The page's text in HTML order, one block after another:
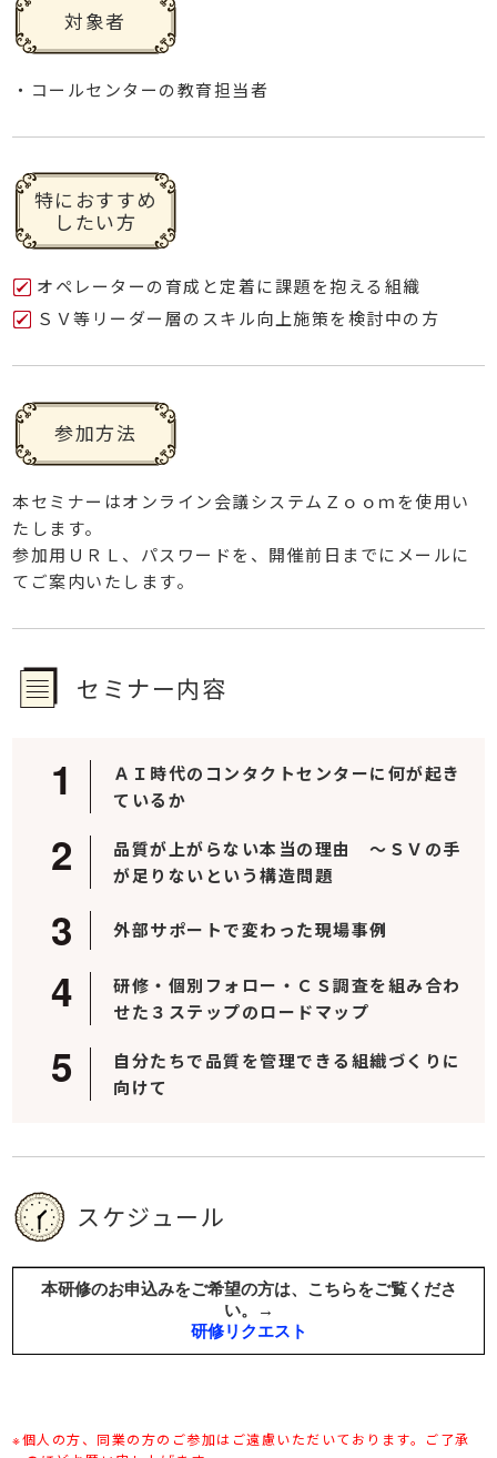
対象者
・コールセンターの教育担当者
特におすすめ
したい方
オペレーターの育成と定着に課題を抱える組織
ＳＶ等リーダー層のスキル向上施策を検討中の方
参加方法
本セミナーはオンライン会議システムＺｏｏｍを使用い
たします。
参加用ＵＲＬ、パスワードを、開催前日までにメールに
てご案内いたします。
セミナー内容
ＡＩ時代のコンタクトセンターに何が起き
ているか
品質が上がらない本当の理由 ～ＳＶの手
が足りないという構造問題
外部サポートで変わった現場事例
研修・個別フォロー・ＣＳ調査を組み合わ
せた３ステップのロードマップ
自分たちで品質を管理できる組織づくりに
向けて
スケジュール
※個人の方、同業の方のご参加はご遠慮いただいております。ご了承